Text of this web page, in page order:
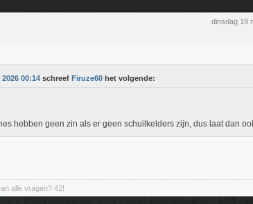
dinsdag 19
00:14 schreef Firuze60 het volgende:
hebben geen zin als er geen schuilkelders zijn, dus laat dan
alle vragen? 42!